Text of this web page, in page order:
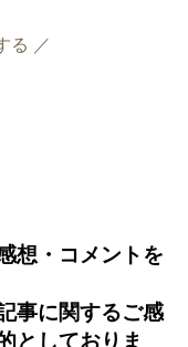
る ／
想・コメントを
事に関するご感
としておりま